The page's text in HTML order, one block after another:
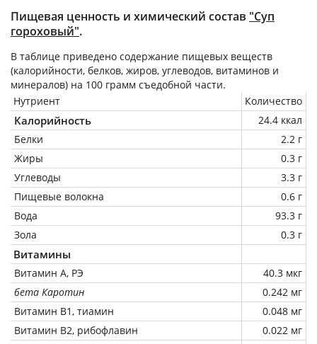
Пищевая ценность и химический состав "Суп
гороховый".
В таблице приведено содержание пищевых веществ
(калорийности, белков, жиров, углеводов, витаминов и
минералов) на 100 грамм съедобной части.
Нутриент
Количество
Калорийность
24.4 ккал
Белки
2.2 г
Жиры
0.3 г
Углеводы
3.3 г
Пищевые волокна
0.6 г
Вода
93.3 г
Зола
0.3 г
Витамины
Витамин А, РЭ
40.3 мкг
бета Каротин
0.242 мг
Витамин В1, тиамин
0.048 мг
Витамин В2, рибофлавин
0.022 мг